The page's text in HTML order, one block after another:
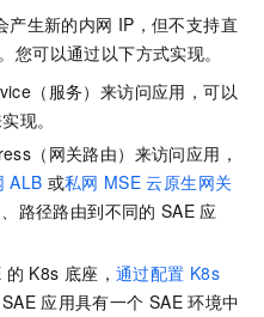
产生新的内网 IP，但不支持直
您可以通过以下方式实现。
（服务）来访问应用，可以
现。
（网关路由）来访问应用，
ALB 或私网 MSE 云原生网关
路径路由到不同的 SAE 应
的 K8s 底座， 通过配置 K8s
SAE 应用具有一个 SAE 环境中